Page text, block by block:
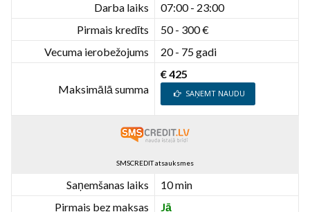
Darba laiks
07:00 - 23:00
Pirmais kredīts
50 - 300 €
Vecuma ierobežojums
20 - 75 gadi
Maksimālā summa
€ 425
SAŅEMT NAUDU
SMSCREDIT atsauksmes
Saņemšanas laiks
10 min
Pirmais bez maksas
Jā